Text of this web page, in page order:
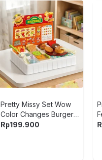
Pretty Missy Set Wow
Color Changes Burger
Kiosk - Mix
Rp199.900